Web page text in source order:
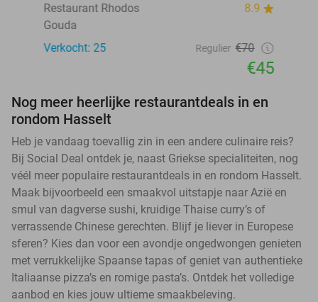
Restaurant Rhodos
8.9
Gouda
Verkocht: 25
Regulier €70
€45
Nog meer heerlijke restaurantdeals in en
rondom Hasselt
Heb je vandaag toevallig zin in een andere culinaire reis?
Bij Social Deal ontdek je, naast Griekse specialiteiten, nog
véél meer populaire restaurantdeals in en rondom Hasselt.
Maak bijvoorbeeld een smaakvol uitstapje naar Azië en
smul van dagverse sushi, kruidige Thaise curry’s of
verrassende Chinese gerechten. Blijf je liever in Europese
sferen? Kies dan voor een avondje ongedwongen genieten
met verrukkelijke Spaanse tapas of geniet van authentieke
Italiaanse pizza’s en romige pasta’s. Ontdek het volledige
aanbod en kies jouw ultieme smaakbeleving.